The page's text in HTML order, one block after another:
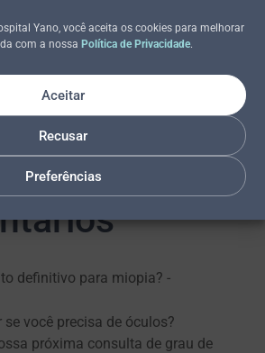
Yano, você aceita os cookies para melhorar
com a nossa Política de Privacidade.
Aceitar
Recusar
Preferências
EM OFTALMOLOGIA
para Palmas e Araguaína
FINAL: Processo Seletivo
definitivo para miopia? -
se você precisa de óculos?
próxima consulta de grau de